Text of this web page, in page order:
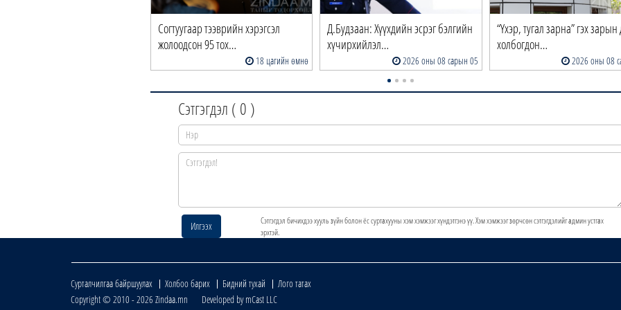
Согтуугаар тээврийн хэрэгсэл
жолоодсон 95 тох…
18 цагийн өмнө
Д.Будзаан: Хүүхдийн эсрэг бэлгийн
хүчирхийлэл…
2026 оны 08 сарын 05
“Үхэр, тугал зарна” гэх зарын
холбогдон…
2026 оны 08
Сэтгэгдэл ( 0 )
Илгээх
Сэтгэгдэл бичихдээ хууль зүйн болон ёс суртахууны хэм хэмжээг хүндэтгэнэ үү. Хэм хэмжээг зөрчсөн сэтгэгдэлийг админ устгах
эрхтэй.
Сурталчилгаа байршуулах Холбоо барих Бидний тухай
Лого татах
Copyright © 2010 - 2026 Zindaa.mn Developed by mCast LLC